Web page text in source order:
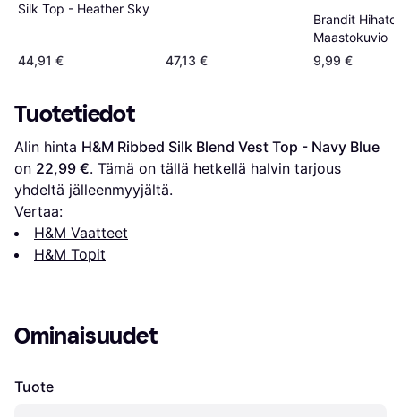
Silk Top - Heather Sky
44,91 € 47,13 €
Brandit
Maastokuvio
9,99 €
Tuotetiedot
Alin hinta H&M Ribbed Silk Blend Vest Top - Navy Blue
on 22,99 €. Tämä on tällä hetkellä halvin tarjous
yhdeltä jälleenmyyjältä.
Vertaa:
H&M Vaatteet
H&M Topit
Ominaisuudet
Tuote